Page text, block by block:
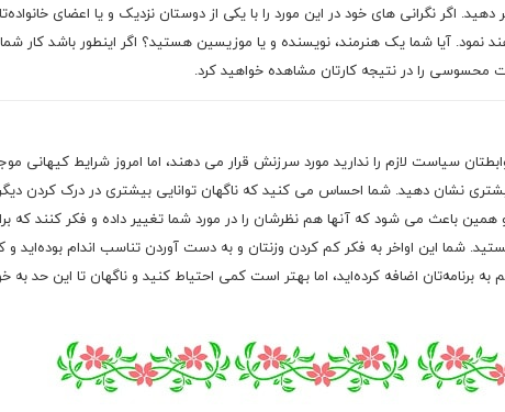
دهید. اگر نگرانی های خود در این مورد را با یکی از دوستان نزدیک و یا اعضای
نمود. آیا شما یک هنرمند، نویسنده و یا موزیسین هستید؟ اگر اینطور باشد کار شما
محسوسی را در نتیجه کارتان مشاهده خواهید کرد.
سیاست لازم را ندارید مورد سرزنش قرار می دهند، اما امروز شرایط کیهانی
نشان دهید. شما احساس می کنید که ناگهان توانایی بیشتری در درک کردن
همین باعث می شود که آنها هم نظرشان را در مورد شما تغییر داده و فکر کنند که
شما این اواخر به فکر کم کردن وزنتان و به دست آوردن تناسب اندام بوده‌اید و
برنامه‌تان اضافه کرده‌اید، اما بهتر است کمی احتیاط کنید و ناگهان تا این حد به